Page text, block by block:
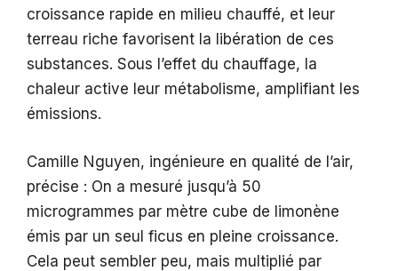
croissance rapide en milieu chauffé, et leur
terreau riche favorisent la libération de ces
substances. Sous l’effet du chauffage, la
chaleur active leur métabolisme, amplifiant les
émissions.
Camille Nguyen, ingénieure en qualité de l’air,
précise : On a mesuré jusqu’à 50
microgrammes par mètre cube de limonène
émis par un seul ficus en pleine croissance.
Cela peut sembler peu, mais multiplié par